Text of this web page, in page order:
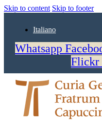
Skip to content Skip to footer
Italiano
Whatsapp
Flickr